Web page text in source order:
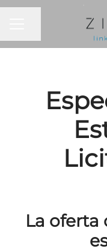
Compartir página
La oferta